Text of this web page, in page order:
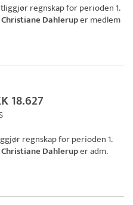
regnskap for perioden 1.
Christiane Dahleruper medlem
18.627
regnskap for perioden 1.
Christiane Dahleruper adm.